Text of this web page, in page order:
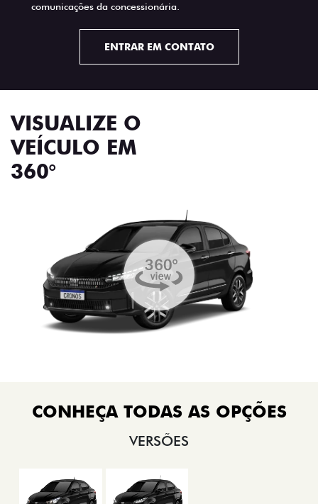
comunicações da concessionária.
ENTRAR EM CONTATO
VISUALIZE O
VEÍCULO EM
360°
VERSÕES